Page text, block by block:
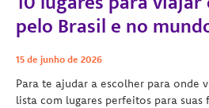
pelo Brasil e no
15 de junho de 2026
Para te ajudar a escolher para onde
lista com lugares perfeitos para